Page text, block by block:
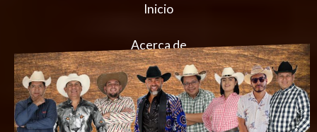
Inicio
Acerca de